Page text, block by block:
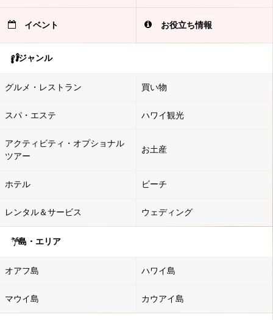
イベント お役立ち情報
ジャンル
グルメ・レストラン 買い物
スパ・エステ ハワイ観光
アクティビティ・オプショナル
ツアー
お土産
ホテル ビーチ
レンタル＆サービス ウェディング
島・エリア
オアフ島 ハワイ島
マウイ島 カウアイ島